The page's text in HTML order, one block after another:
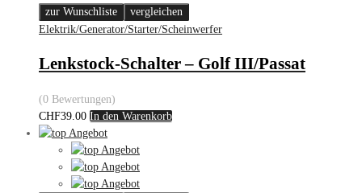
zur Wunschliste
vergleichen
Elektrik/Generator/Starter/Scheinwerfer
Lenkstock-Schalter – Golf III/Passat
(0 Bewertungen)
CHF39.00 In den Warenkorb